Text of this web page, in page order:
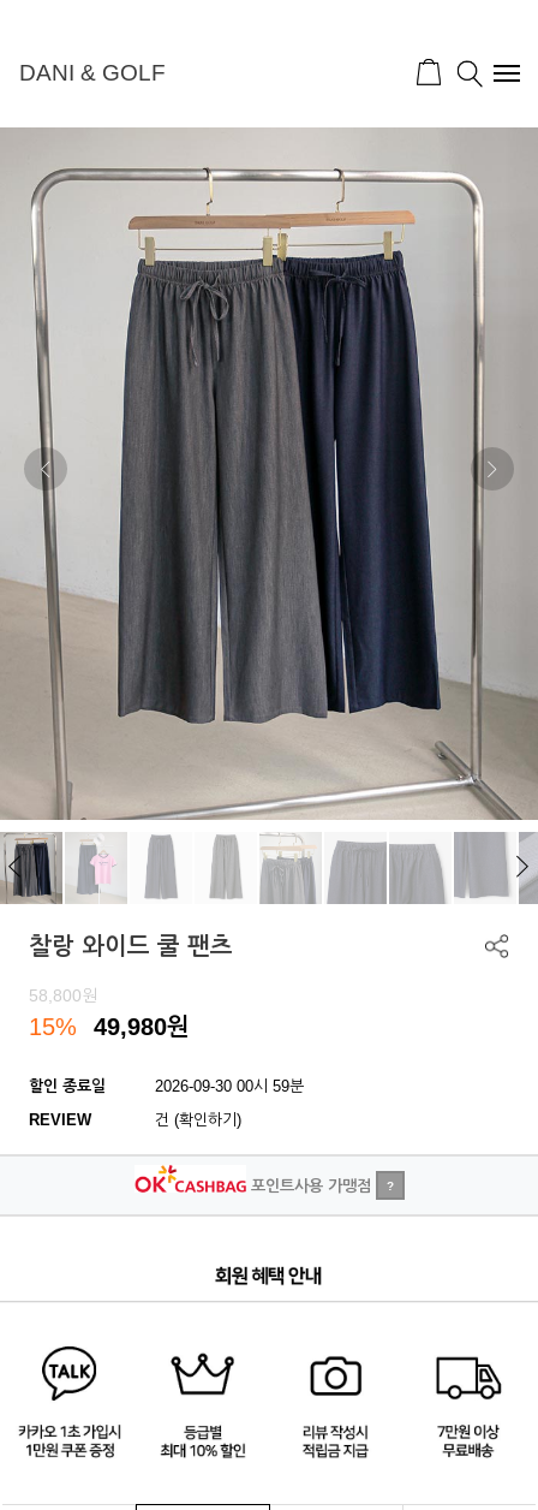
DANI & GOLF
찰랑 와이드 쿨 팬츠
58,800원
15% 49,980원
할인 종료일
2026-09-30 00시 59분
REVIEW
건 (확인하기)
포인트사용 가맹점 ?